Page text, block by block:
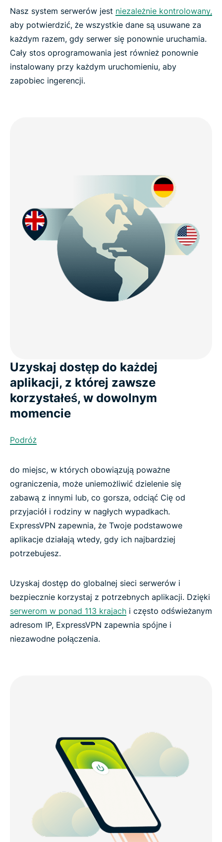
Nasz system serwerów jest niezależnie kontrolowany,
aby potwierdzić, że wszystkie dane są usuwane za
każdym razem, gdy serwer się ponownie uruchamia.
Cały stos oprogramowania jest również ponownie
instalowany przy każdym uruchomieniu, aby
zapobiec ingerencji.
Uzyskaj dostęp do każdej
aplikacji, z której zawsze
korzystałeś, w dowolnym
momencie
Podróż
do miejsc, w których obowiązują poważne
ograniczenia, może uniemożliwić dzielenie się
zabawą z innymi lub, co gorsza, odciąć Cię od
przyjaciół i rodziny w nagłych wypadkach.
ExpressVPN zapewnia, że Twoje podstawowe
aplikacje działają wtedy, gdy ich najbardziej
potrzebujesz.
Uzyskaj dostęp do globalnej sieci serwerów i
bezpiecznie korzystaj z potrzebnych aplikacji. Dzięki
serwerom w ponad 113 krajach i często odświeżanym
adresom IP, ExpressVPN zapewnia spójne i
niezawodne połączenia.